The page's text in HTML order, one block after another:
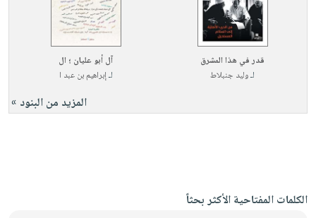
قدر في هذا المشرق
لـوليد جنبلاط
آل أبو عليان ؛ ال
لـإبراهيم بن عبد ا
المزيد من البنود »
الكلمات المفتاحية الأكثر بحثاً